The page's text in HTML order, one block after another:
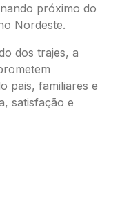
próximo do
Nordeste.
dos trajes, a
pais, familiares e
satisfação e